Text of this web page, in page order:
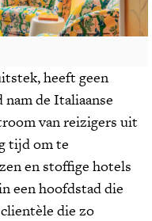
heeft geen
de Italiaanse
van reizigers uit
tijd om te
en stoffige hotels
een hoofdstad die
die zo